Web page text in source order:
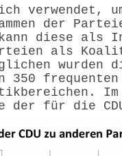
verwendet,
der
diese als
als
wurden
frequenten
Im
der für die